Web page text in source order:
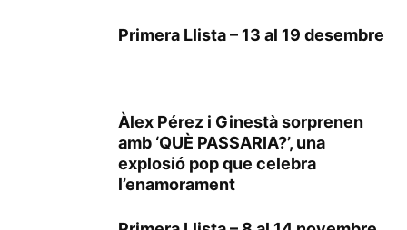
Primera Llista – 13 al 19 desembre
Àlex Pérez i Ginestà sorprenen
amb ‘QUÈ PASSARIA?’, una
explosió pop que celebra
l’enamorament